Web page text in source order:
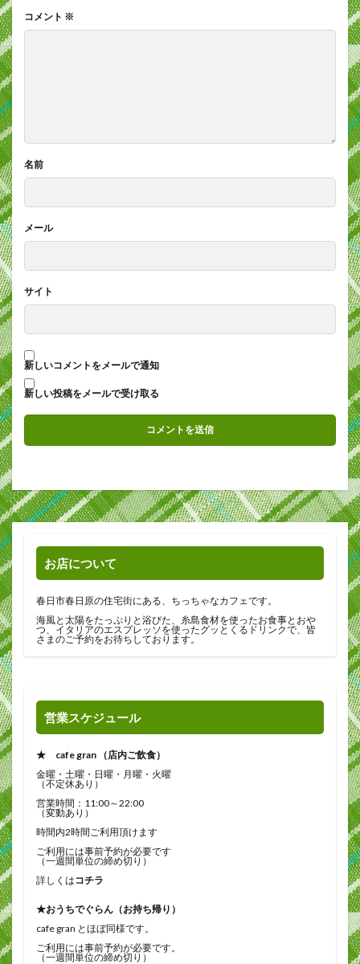
コメント ※
名前
メール
サイト
新しいコメントをメールで通知
新しい投稿をメールで受け取る
お店について
春日市春日原の住宅街にある、ちっちゃなカフェです。
海風と太陽をたっぷりと浴びた、糸島食材を使ったお食事とおや
つ、イタリアのエスプレッソを使ったグッとくるドリンクで、皆
さまのご予約をお待ちしております。
営業スケジュール
★ cafe gran （店内ご飲食）
金曜・土曜・日曜・月曜・火曜
（不定休あり）
営業時間：11:00～22:00
（変動あり）
時間内2時間ご利用頂けます
ご利用には事前予約が必要です
（一週間単位の締め切り）
詳しくはコチラ
★おうちでぐらん（お持ち帰り）
cafe gran とほぼ同様です。
ご利用には事前予約が必要です。
（一週間単位の締め切り）